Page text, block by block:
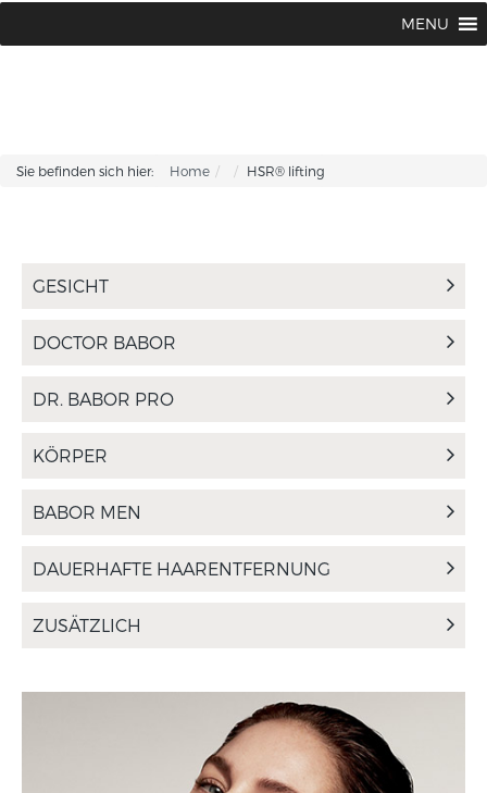
MENU
Sie befinden sich hier: Home HSR® lifting
GESICHT
DOCTOR BABOR
DR. BABOR PRO
KÖRPER
BABOR MEN
DAUERHAFTE HAARENTFERNUNG
ZUSÄTZLICH